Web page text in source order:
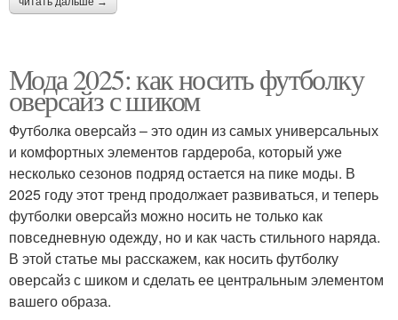
Мода 2025: как носить футболку
оверсайз с шиком
Футболка оверсайз – это один из самых универсальных
и комфортных элементов гардероба, который уже
несколько сезонов подряд остается на пике моды. В
2025 году этот тренд продолжает развиваться, и теперь
футболки оверсайз можно носить не только как
повседневную одежду, но и как часть стильного наряда.
В этой статье мы расскажем, как носить футболку
оверсайз с шиком и сделать ее центральным элементом
вашего образа.